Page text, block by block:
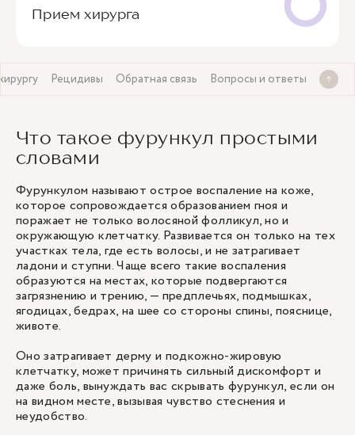
Прием хирурга
Рецидивы Обратная связь Вопросы и ответы
Что такое фурункул простыми
словами
Фурункулом называют острое воспаление на коже,
которое сопровождается образованием гноя и
поражает не только волосяной фолликул, но и
окружающую клетчатку. Развивается он только на тех
участках тела, где есть волосы, и не затрагивает
ладони и ступни. Чаще всего такие воспаления
образуются на местах, которые подвергаются
загрязнению и трению, — предплечьях, подмышках,
ягодицах, бедрах, на шее со стороны спины, пояснице,
животе.
Оно затрагивает дерму и подкожно-жировую
клетчатку, может причинять сильный дискомфорт и
даже боль, вынуждать вас скрывать фурункул, если он
на видном месте, вызывая чувство стеснения и
неудобство.